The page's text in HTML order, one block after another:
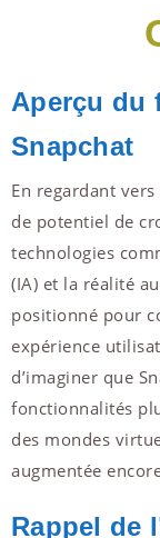
Aperçu du
Snapchat
En regardant
de potentiel de
technologies
(IA) et la réalité
positionné pour
expérience
d’imaginer que
fonctionnalités
des mondes
augmentée
Rappel de